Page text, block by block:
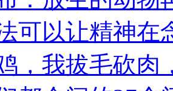
可以让精神在
，我拔毛砍肉